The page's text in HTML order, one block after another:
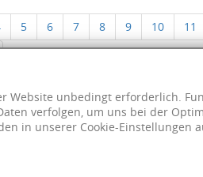
5 6 7 8 9 10 11
Website unbedingt erforderlich.
verfolgen, um uns bei der
in unserer Cookie-Einstellungen